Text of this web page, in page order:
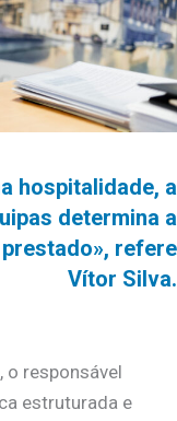
hospitalidade, a
determina a
refere
Vítor Silva.
o responsável
estruturada e